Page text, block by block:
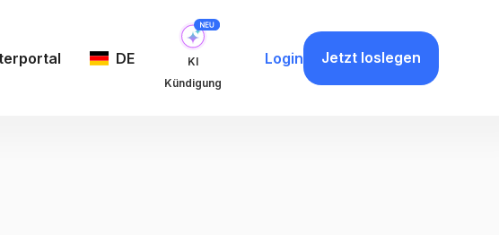
DE
KI
Kündigung
Login Jetzt loslegen